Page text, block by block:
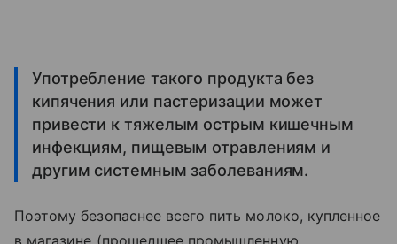
Употребление такого продукта без
кипячения или пастеризации может
привести к тяжелым острым кишечным
инфекциям, пищевым отравлениям и
другим системным заболеваниям.
Поэтому безопаснее всего пить молоко, купленное
в магазине (прошедшее промышленную